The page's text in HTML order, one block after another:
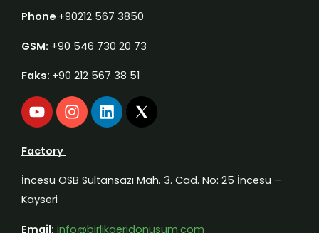
Phone +90212 567 3850
GSM: +90 546 730 20 73
Faks: +90 212 567 38 51
Y
o
u
t
b
e
I
n
s
g
m
L
i
n
d
Factory
İncesu OSB Sultansazı Mah. 3. Cad. No: 25 İncesu –
Kayseri
Email: info@birlikgeridonusum.com